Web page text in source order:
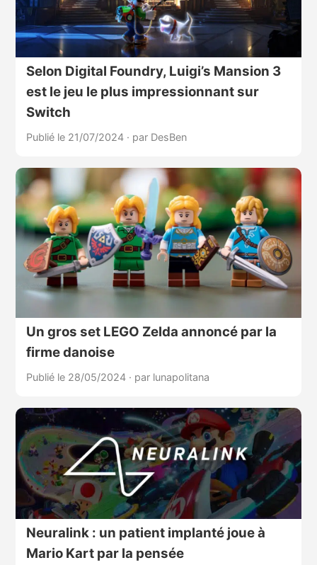
Selon Digital Foundry, Luigi’s Mansion 3
est le jeu le plus impressionnant sur
Switch
Publié le 21/07/2024 · par DesBen
Un gros set LEGO Zelda annoncé par la
firme danoise
Publié le 28/05/2024 · par lunapolitana
Neuralink : un patient implanté joue à
Mario Kart par la pensée